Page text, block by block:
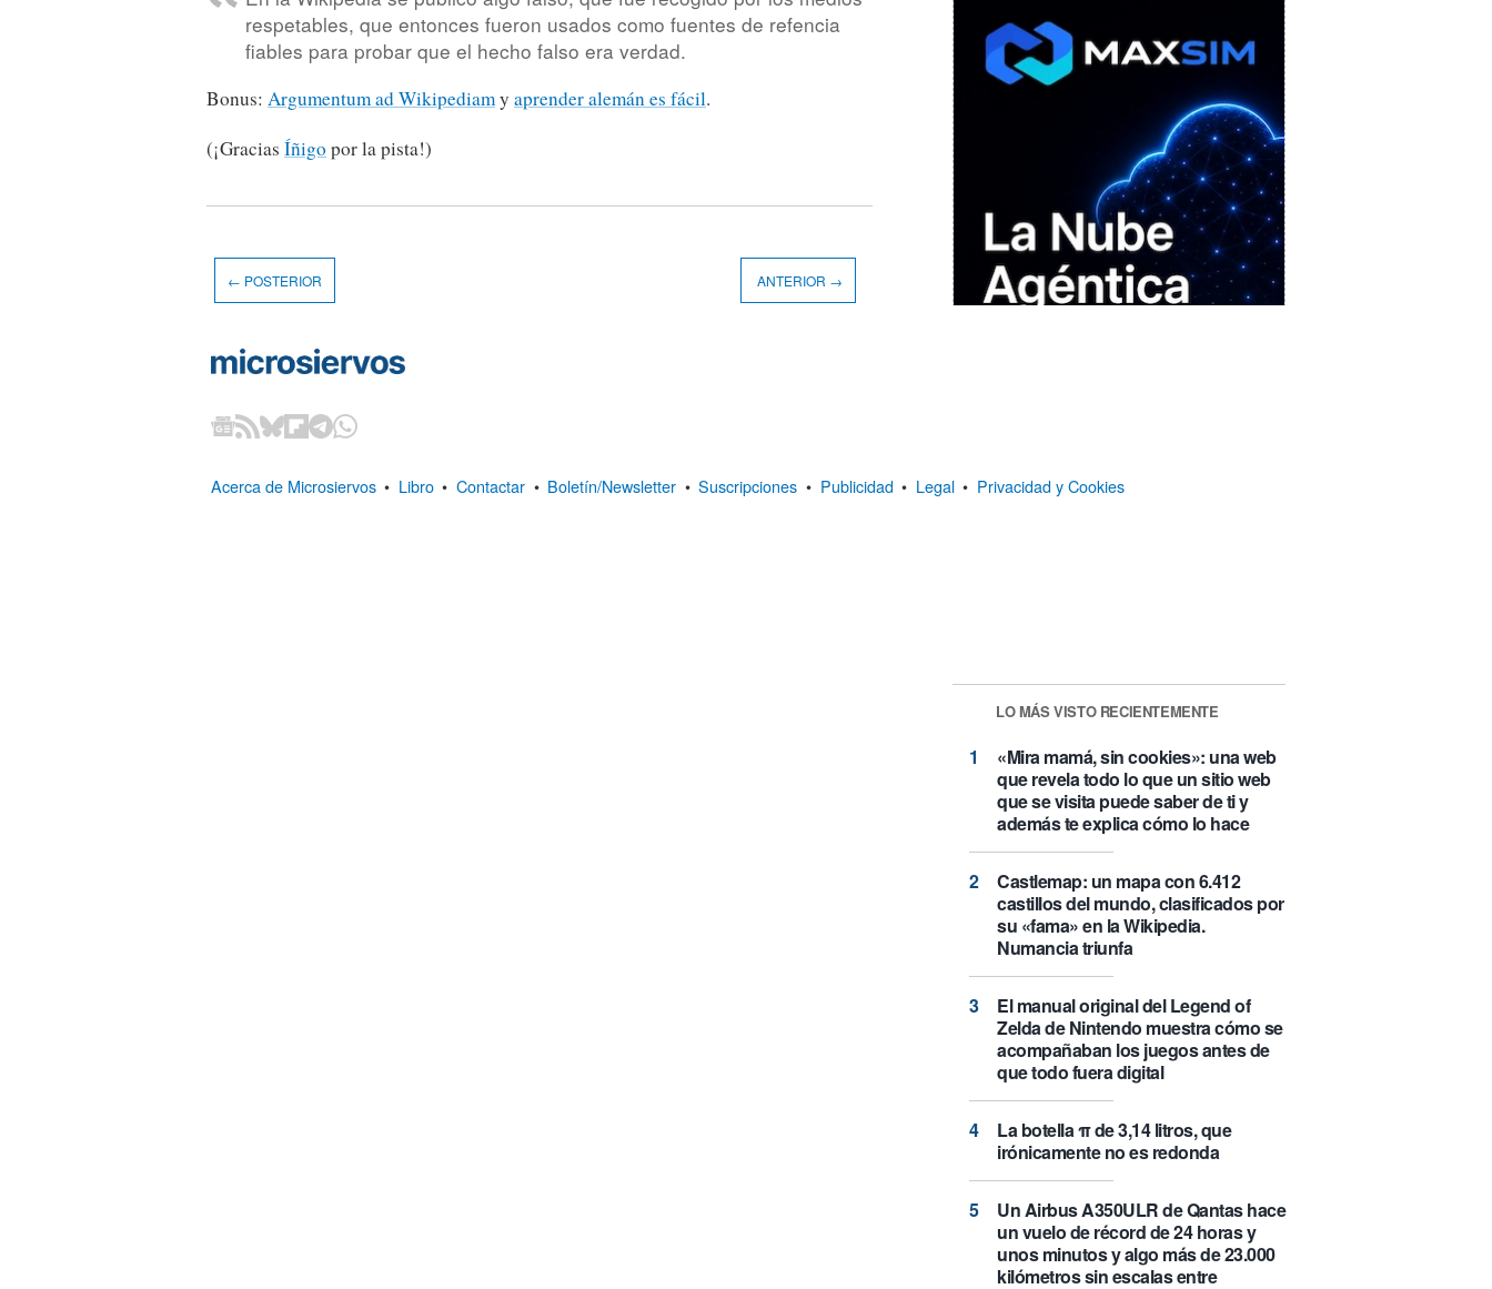
respetables, que entonces fueron usados como fuentes de refencia
fiables para probar que el hecho falso era verdad.
Bonus: Argumentum ad Wikipediamy aprender alemán es fácil.
(¡Gracias Íñigo por la pista!)
LO MÁS VISTO RECIENTEMENTE
«Mira mamá, sin cookies»: una web
que revela todo lo que un sitio web
que se visita puede saber de ti y
además te explica cómo lo hace
Castlemap: un mapa con 6.412
castillos del mundo, clasificados por
su «fama» en la Wikipedia.
Numancia triunfa
El manual original del Legend of
Zelda de Nintendo muestra cómo se
acompañaban los juegos antes de
que todo fuera digital
La botella π de 3,14 litros, que
irónicamente no es redonda
Un Airbus A350ULR de Qantas hace
un vuelo de récord de 24 horas y
unos minutos y algo más de 23.000
kilómetros sin escalas entre
← POSTERIOR ANTERIOR →
Acerca de Microsiervos • Libro • Contactar • Boletín/Newsletter • Suscripciones • Publicidad • Legal • Privacidad y Cookies